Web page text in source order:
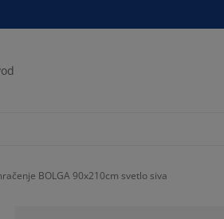
BOLGA 90x210cm svetlo siva